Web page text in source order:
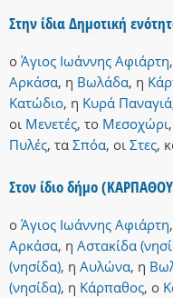
Στην ίδια Δημοτική
ο Άγιος Ιωάννης Αφιάρτη,
Αρκάσα, η Βωλάδα, η
Κατώδιο, η Κυρά Παναγιά
οι Μενετές, το Μεσοχώρι,
Πυλές, τα Σπόα, οι Στες,
Στον ίδιο δήμο
ο Άγιος Ιωάννης Αφιάρτη,
Αρκάσα, η Αστακίδα
(νησίδα), η Αυλώνα, η
(νησίδα), η Κάρπαθος, ο